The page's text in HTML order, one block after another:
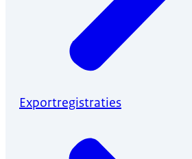
Exportregistraties